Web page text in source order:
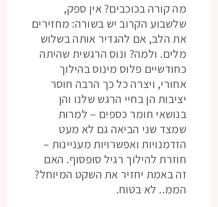
מה קורה בכוכבים? אין ספק,
שלשבוע הקרוב יש בשורה: מחזירים
את הלב, אם להגדיר אותה בשלוש
מלים. ולמה? ונוס הרגשית שהיתה
כחודשיים פלוס מינוס בהילוך
אחורי, ויצרה כל כך הרבה חוסר
יציבות הן בחיי הרגש שלנו והן
בנושאי חומר כספים – למרות
שמצד שני הביאה גם לא מעט
הזדמנויות ואפשרויות מעניינות –
חוזרת להילוך רגיל סופסוף. האם
זה באמת יחזיר את השקט המיוחל?
הממ.. לא בטוח.